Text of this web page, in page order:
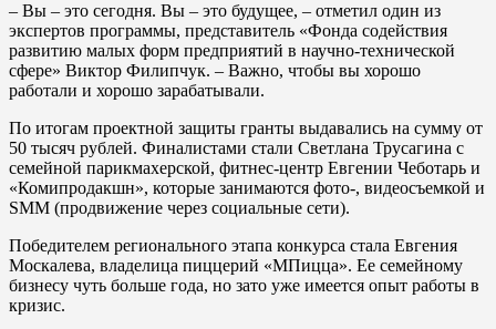
– Вы – это сегодня. Вы – это будущее, – отметил один из
экспертов программы, представитель «Фонда содействия
развитию малых форм предприятий в научно-технической
сфере» Виктор Филипчук. – Важно, чтобы вы хорошо
работали и хорошо зарабатывали.
По итогам проектной защиты гранты выдавались на сумму от
50 тысяч рублей. Финалистами стали Светлана Трусагина с
семейной парикмахерской, фитнес-центр Евгении Чеботарь и
«Комипродакшн», которые занимаются фото-, видеосъемкой и
SMM (продвижение через социальные сети).
Победителем регионального этапа конкурса стала Евгения
Москалева, владелица пиццерий «МПицца». Ее семейному
бизнесу чуть больше года, но зато уже имеется опыт работы в
кризис.